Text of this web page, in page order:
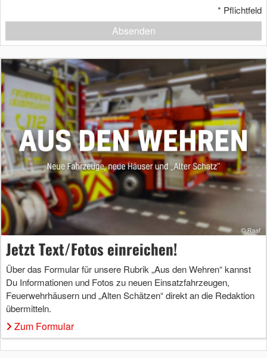
* Pflichtfeld
Absenden
Jetzt Text/Fotos einreichen!
Über das Formular für unsere Rubrik „Aus den Wehren“ kannst
Du Informationen und Fotos zu neuen Einsatzfahrzeugen,
Feuerwehrhäusern und „Alten Schätzen“ direkt an die Redaktion
übermitteln.
Zum Formular